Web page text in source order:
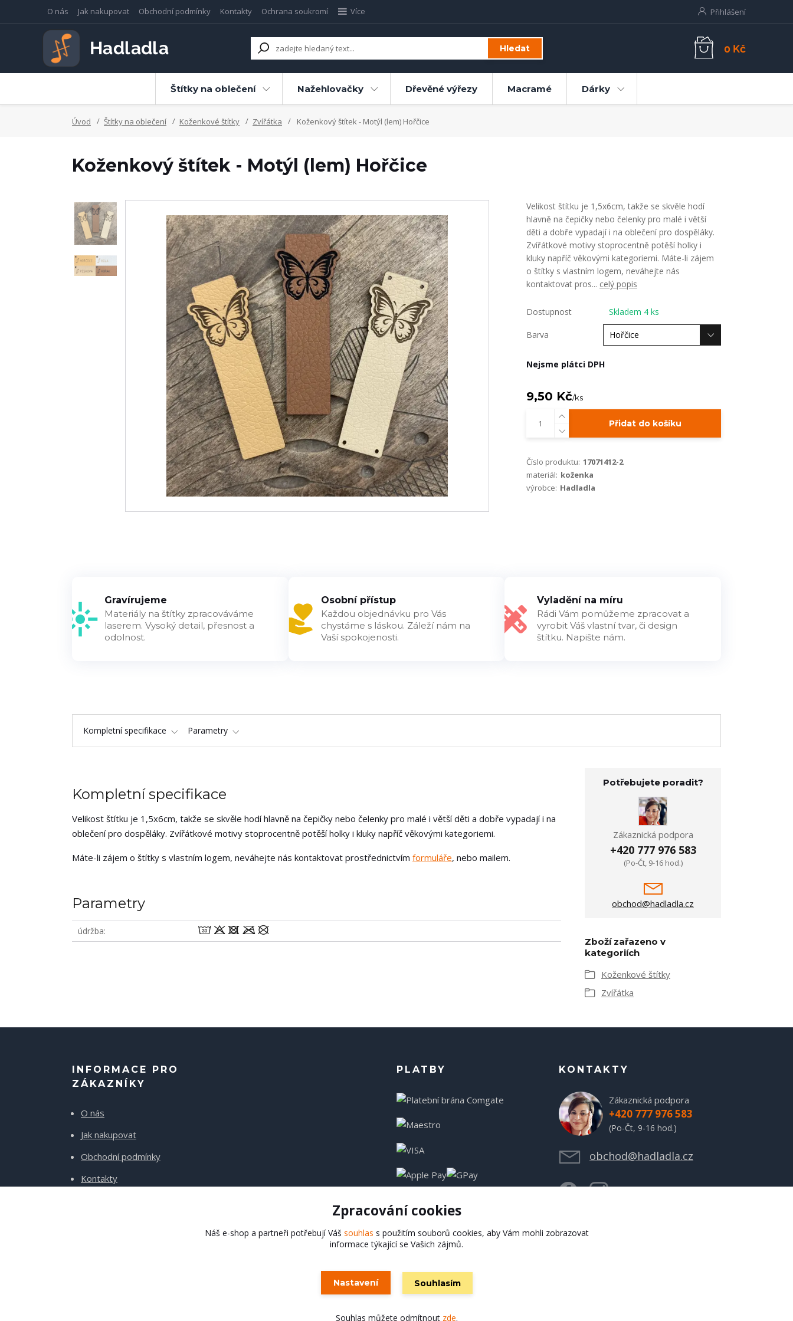
O nás Jak nakupovat Obchodní podmínky Kontakty Ochrana soukromí Více Přihlášení
Hledat 0 Kč
Štítky na oblečení Nažehlovačky Dřevěné výřezy Macramé Dárky
Úvod Štítky na oblečení Koženkové štítky Zvířátka Koženkový štítek - Motýl (lem) Hořčice
Koženkový štítek - Motýl (lem) Hořčice
Velikost štítku je 1,5x6cm, takže se skvěle hodí
hlavně na čepičky nebo čelenky pro malé i větší
děti a dobře vypadají i na oblečení pro dospěláky.
Zvířátkové motivy stoprocentně potěší holky i
kluky napříč věkovými kategoriemi. Máte-li zájem
o štítky s vlastním logem, neváhejte nás
kontaktovat pros... celý popis
Dostupnost Skladem 4 ks
Barva
Nejsme plátci DPH
9,50 Kč/ks
Přidat do košíku
Číslo produktu: 17071412-2
materiál: koženka
výrobce: Hadladla
Gravírujeme
Materiály na štítky zpracováváme
laserem. Vysoký detail, přesnost a
odolnost.
Osobní přístup
Každou objednávku pro Vás
chystáme s láskou. Záleží nám na
Vaší spokojenosti.
Vyladění na míru
Rádi Vám pomůžeme zpracovat a
vyrobit Váš vlastní tvar, či design
štítku. Napište nám.
Kompletní specifikace Parametry
Kompletní specifikace
Velikost štítku je 1,5x6cm, takže se skvěle hodí hlavně na čepičky nebo čelenky pro malé i větší děti a dobře vypadají i na
oblečení pro dospěláky. Zvířátkové motivy stoprocentně potěší holky i kluky napříč věkovými kategoriemi.
Máte-li zájem o štítky s vlastním logem, neváhejte nás kontaktovat prostřednictvím formuláře, nebo mailem.
Parametry
údržba wodmU
Potřebujete poradit?
Zákaznická podpora
+420 777 976 583
(Po-Čt, 9-16 hod.)
obchod@hadladla.cz
Zboží zařazeno v
kategoriích
Koženkové štítky
Zvířátka
INFORMACE PRO
ZÁKAZNÍKY
O nás
Jak nakupovat
Obchodní podmínky
Kontakty
PLATBY KONTAKTY
Zákaznická podpora
+420 777 976 583
(Po-Čt, 9-16 hod.)
obchod@hadladla.cz
Hadladla.cz
Zpracování cookies
Náš e-shop a partneři potřebují Váš souhlas s použitím souborů cookies, aby Vám mohli zobrazovat
informace týkající se Vašich zájmů.
Nastavení Souhlasím
Souhlas můžete odmítnout zde.